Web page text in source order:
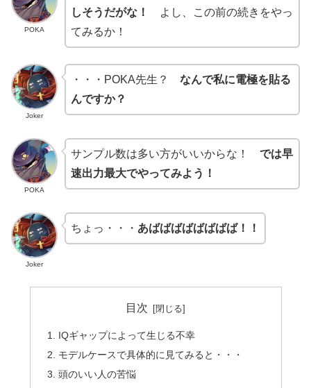
POKA
しそうだがな！
よし、この前の続きをやっ
てみるか！
Joker
・・・POKA先生？ なんで私に電極を貼る
んですか？
POKA
サンプル数は多い方がいいからな！ では早
速出力最大でやってみよう！
Joker
ちょっ・・・ あばばばばばばばば！！
目次
IQギャップによって生じる不幸
モデルケースで具体的に見てみると・・・
頭のいい人の苦悩